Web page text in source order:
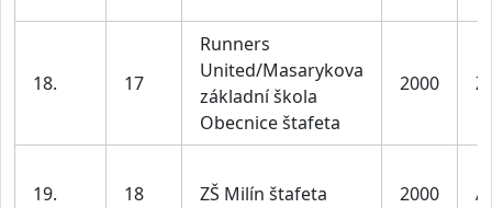
18. 17
Runners
United/Masarykova
základní škola
Obecnice štafeta
2000 Ž
19. 18 ZŠ Milín štafeta 2000 A